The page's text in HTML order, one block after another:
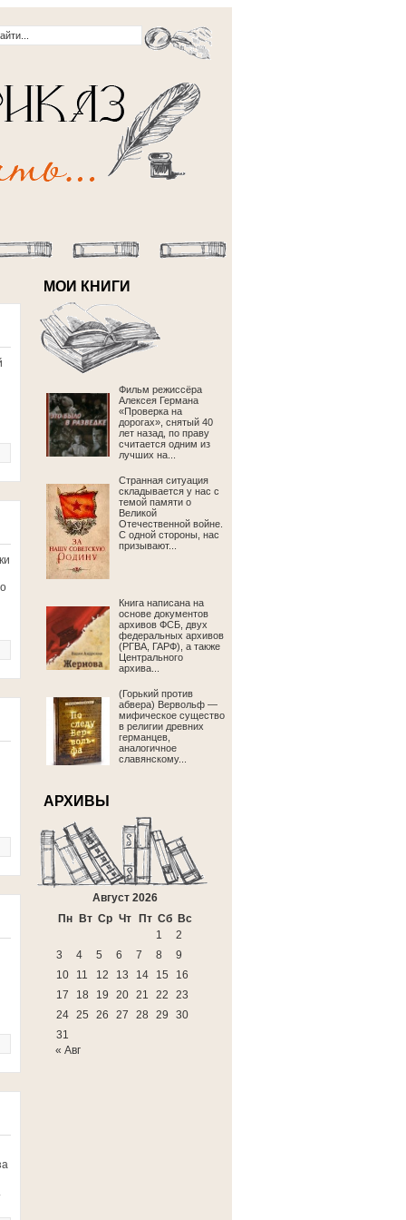
МОИ КНИГИ
Фильм режиссёра
Алексея Германа
«Проверка на
дорогах», снятый 40
лет назад, по праву
считается одним из
лучших на...
Странная ситуация
складывается у нас с
темой памяти о
Великой
Отечественной войне.
С одной стороны, нас
призывают...
Книга написана на
основе документов
архивов ФСБ, двух
федеральных архивов
(РГВА, ГАРФ), а также
Центрального
архива...
(Горький против
абвера) Вервольф —
мифическое существо
в религии древних
германцев,
аналогичное
славянскому...
АРХИВЫ
Август 2026
Пн
Вт Ср Чт Пт Сб Вс
1
2
3
4 5 6 7 8
9
10
11 12 13 14 15
16
17
18 19 20 21 22
23
24 25 26 27 28 29
30
31
« Авг